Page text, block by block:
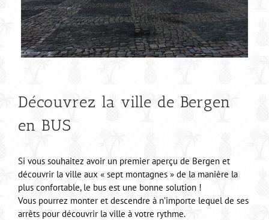
Découvrez la ville de Bergen
en BUS
Si vous souhaitez avoir un premier aperçu de Bergen et
découvrir la ville aux « sept montagnes » de la manière la
plus confortable, le bus est une bonne solution !
Vous pourrez monter et descendre à n’importe lequel de ses
arrêts pour découvrir la ville à votre rythme.